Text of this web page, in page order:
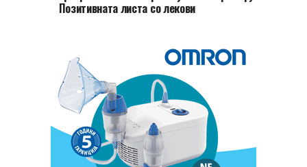
Позитивната листа со лекови